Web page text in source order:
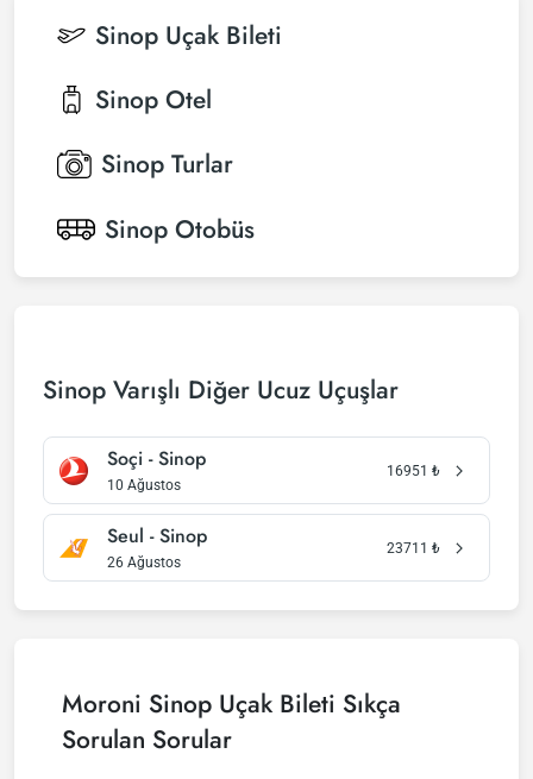
Sinop Uçak Bileti
Sinop Otel
Sinop Turlar
Sinop Otobüs
Sinop Varışlı Diğer Ucuz Uçuşlar
Soçi - Sinop
10 Ağustos
16951 ₺
Seul - Sinop
26 Ağustos
23711 ₺
Moroni Sinop Uçak Bileti Sıkça
Sorulan Sorular